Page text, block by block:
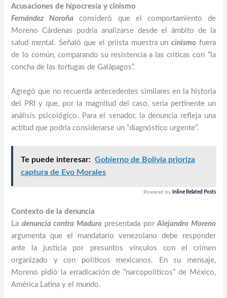
Acusaciones de hipocresía y cinismo
Fernández Noroña consideró que el comportamiento de
Moreno Cárdenas podría analizarse desde el ámbito de la
salud mental. Señaló que el priista muestra un cinismofuera
de lo común, comparando su resistencia a las críticas con “la
concha de las tortugas de Galápagos”.
Agregó que no recuerda antecedentes similares en la historia
del PRI y que, por la magnitud del caso, sería pertinente un
análisis psicológico. Para el senador, la denuncia refleja una
actitud que podría considerarse un “diagnóstico urgente”.
Te puede interesar: Gobierno de Bolivia prioriza
captura de Evo Morales
Powered by Inline Related Posts
Contexto de la denuncia
La denuncia contra Maduropresentada porAlejandro Moreno
argumenta que el mandatario venezolano debe responder
ante la justicia por presuntos vínculos con el crimen
organizado y con políticos mexicanos. En su mensaje,
Moreno pidió la erradicación de “narcopolíticos” de México,
América Latina y el mundo.